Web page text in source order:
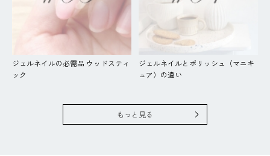
ジェルネイルの必需品 ウッドスティ
ック
ジェルネイルとポリッシュ（マニキ
ュア）の違い
もっと見る